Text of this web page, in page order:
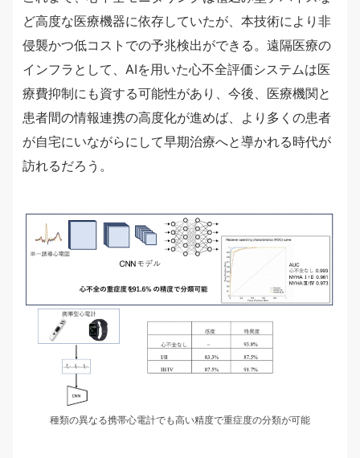
ど高度な医療機器に依存していたが、本技術により非
侵襲かつ低コストでの予兆検出ができる。遠隔医療の
インフラとして、AIを用いた心不全評価システムは医
療費抑制にも資する可能性があり、今後、医療機関と
患者間の情報連携の高度化が進めば、より多くの患者
が自宅にいながらにして早期治療へと導かれる時代が
訪れるだろう。
種類の異なる携帯心電計でも高い精度で重症度の分類が可能